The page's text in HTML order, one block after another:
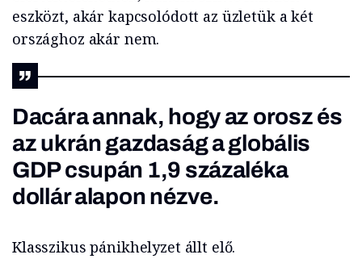
eszközt, akár kapcsolódott az üzletük a két
országhoz akár nem.
Dacára annak, hogy az orosz és
az ukrán gazdaság a globális
GDP csupán 1,9 százaléka
dollár alapon nézve.
Klasszikus pánikhelyzet állt elő.